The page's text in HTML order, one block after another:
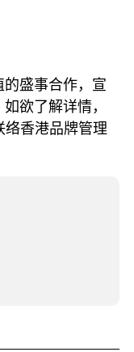
的盛事合作，宣
欲了解详情，
络香港品牌管理